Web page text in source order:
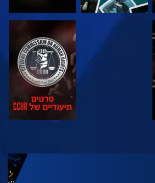
צפה
בדוק את הסדרה